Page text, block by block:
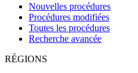
Nouvelles procédures
Procédures modifiées
Toutes les procédures
Recherche avancée
RÉGIONS